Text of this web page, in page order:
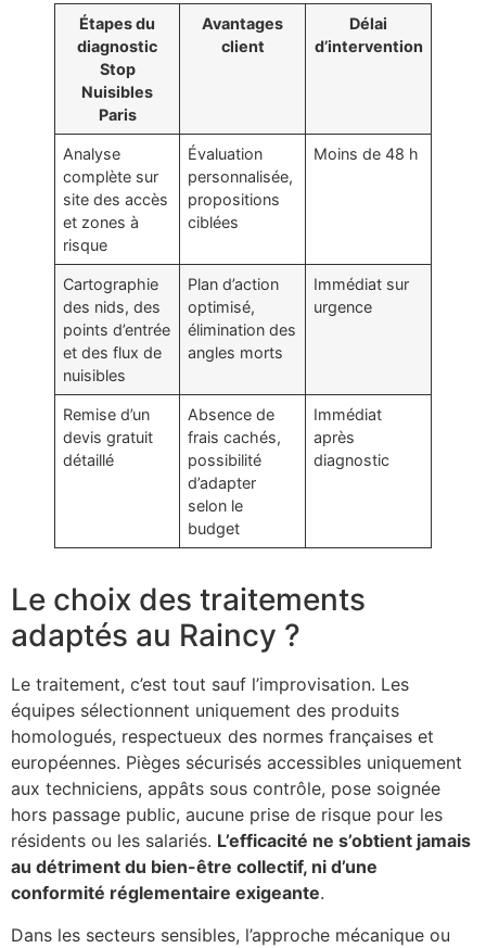
Étapes du
diagnostic
Stop
Nuisibles
Paris
Avantages
client
Délai
d’intervention
Analyse
complète sur
site des accès
et zones à
risque
Évaluation
personnalisée,
propositions
ciblées
Moins de 48 h
Cartographie
des nids, des
points d’entrée
et des flux de
nuisibles
Plan d’action
optimisé,
élimination des
angles morts
Immédiat sur
urgence
Remise d’un
devis gratuit
détaillé
Absence de
frais cachés,
possibilité
d’adapter
selon le
budget
Immédiat
après
diagnostic
Le choix des traitements
adaptés au Raincy ?
Le traitement, c’est tout sauf l’improvisation. Les
équipes sélectionnent uniquement des produits
homologués, respectueux des normes françaises et
européennes. Pièges sécurisés accessibles uniquement
aux techniciens, appâts sous contrôle, pose soignée
hors passage public, aucune prise de risque pour les
résidents ou les salariés. L’efficacité ne s’obtient jamais
au détriment du bien-être collectif, ni d’une
conformité réglementaire exigeante.
Dans les secteurs sensibles, l’approche mécanique ou